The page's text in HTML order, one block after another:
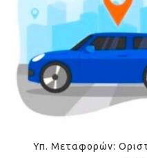
Υπ. Μεταφορών: